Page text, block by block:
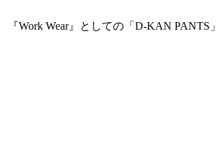
『Work Wear』としての「D-KAN PANTS」